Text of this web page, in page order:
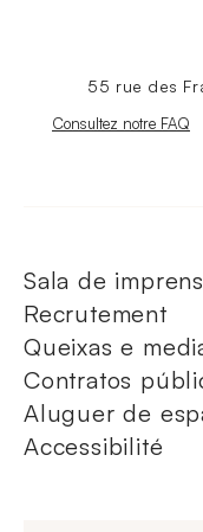
55 rue des
Nouvelle fenêtre
Consultez notre FAQ
Sala de
Recrutement
Queixas e
Contratos
Aluguer de
Accessibilité